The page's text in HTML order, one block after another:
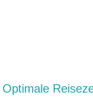
Optimale